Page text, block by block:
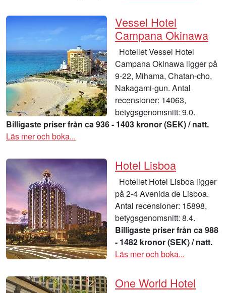
Vessel Hotel
Campana Okinawa
Hotellet Vessel Hotel
Campana Okinawa ligger på
9-22, Mihama, Chatan-cho,
Nakagami-gun. Antal
recensioner: 14063,
betygsgenomsnitt: 9.0.
Billigaste priser från ca 936 - 1403 kronor (SEK) / natt.
Läs mer och boka...
Hotel Lisboa
Hotellet Hotel Lisboa ligger
på 2-4 Avenida de Lisboa.
Antal recensioner: 15898,
betygsgenomsnitt: 8.4.
Billigaste priser från ca 988
- 1482 kronor (SEK) / natt.
Läs mer och boka...
One World Hotel